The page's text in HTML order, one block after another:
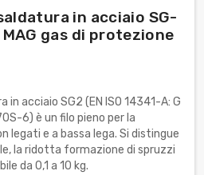
in acciaio SG-
MAG gas di protezione
in acciaio SG2 (EN ISO 14341-A: G
6) è un filo pieno per la
legati e a bassa lega. Si distingue
la ridotta formazione di spruzzi
da 0,1 a 10 kg.